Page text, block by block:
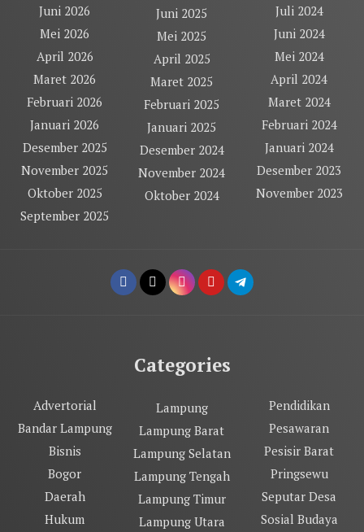
Juni 2026
Mei 2026
April 2026
Maret 2026
Februari 2026
Januari 2026
Desember 2025
November 2025
Oktober 2025
September 2025
Juni 2025
Mei 2025
April 2025
Maret 2025
Februari 2025
Januari 2025
Desember 2024
November 2024
Oktober 2024
Juli 2024
Juni 2024
Mei 2024
April 2024
Maret 2024
Februari 2024
Januari 2024
Desember 2023
November 2023
Categories
Advertorial
Bandar Lampung
Bisnis
Bogor
Daerah
Hukum
Lampung
Lampung Barat
Lampung Selatan
Lampung Tengah
Lampung Timur
Lampung Utara
Pendidikan
Pesawaran
Pesisir Barat
Pringsewu
Seputar Desa
Sosial Budaya